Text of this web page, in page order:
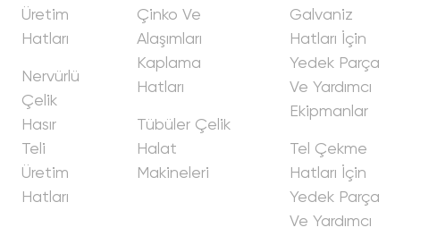
Üreti̇m
Hatları
Nervürlü
Çeli̇k
Hasır
Teli̇
Üreti̇m
Hatları
Çi̇nko Ve
Alaşımları
Kaplama
Hatları
Tübüler Çeli̇k
Halat
Maki̇neleri̇
Galvani̇z
Hatları İçi̇n
Yedek Parça
Ve Yardımcı
Eki̇pmanlar
Tel Çekme
Hatları İçi̇n
Yedek Parça
Ve Yardımcı